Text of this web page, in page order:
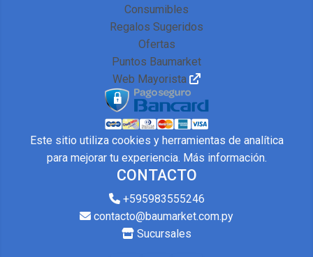
Consumibles
Regalos Sugeridos
Ofertas
Puntos Baumarket
Web Mayorista
CONTACTO
+595983555246
contacto@baumarket.com.py
Sucursales
Este sitio utiliza cookies y herramientas de analítica
para mejorar tu experiencia. Más información.